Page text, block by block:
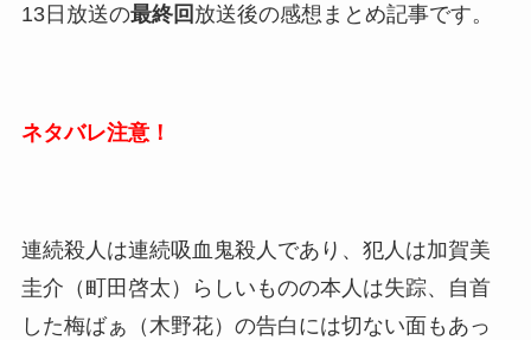
13日放送の最終回 放送後の感想まとめ記事です。
ネタバレ注意！
連続殺人は連続吸血鬼殺人であり、犯人は加賀美
圭介（町田啓太）らしいものの本人は失踪、自首
した梅ばぁ（木野花）の告白には切ない面もあっ